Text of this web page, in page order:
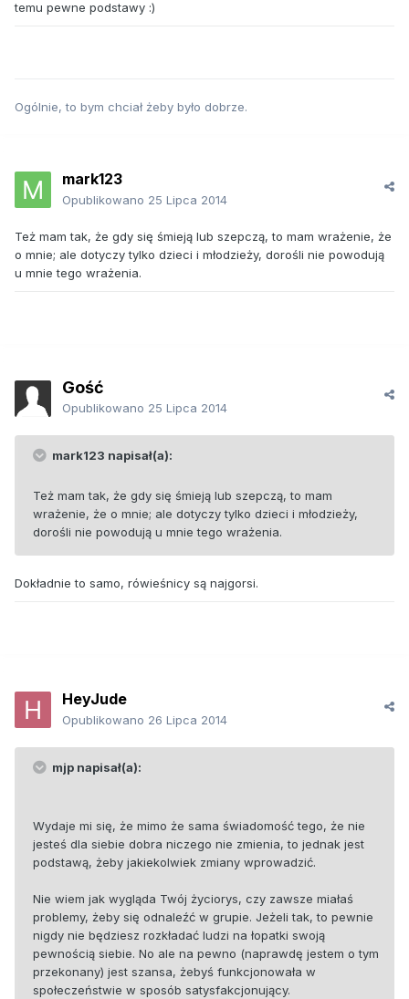
temu pewne podstawy :)
Ogólnie, to bym chciał żeby było dobrze.
mark123
Opublikowano 25 Lipca 2014
Też mam tak, że gdy się śmieją lub szepczą, to mam wrażenie, że
o mnie; ale dotyczy tylko dzieci i młodzieży, dorośli nie powodują
u mnie tego wrażenia.
Gość
Opublikowano 25 Lipca 2014
mark123 napisał(a):
Też mam tak, że gdy się śmieją lub szepczą, to mam
wrażenie, że o mnie; ale dotyczy tylko dzieci i młodzieży,
dorośli nie powodują u mnie tego wrażenia.
Dokładnie to samo, rówieśnicy są najgorsi.
HeyJude
Opublikowano 26 Lipca 2014
mjp napisał(a):
Wydaje mi się, że mimo że sama świadomość tego, że nie
jesteś dla siebie dobra niczego nie zmienia, to jednak jest
podstawą, żeby jakiekolwiek zmiany wprowadzić.
Nie wiem jak wygląda Twój życiorys, czy zawsze miałaś
problemy, żeby się odnaleźć w grupie. Jeżeli tak, to pewnie
nigdy nie będziesz rozkładać ludzi na łopatki swoją
pewnością siebie. No ale na pewno (naprawdę jestem o tym
przekonany) jest szansa, żebyś funkcjonowała w
społeczeństwie w sposób satysfakcjonujący.